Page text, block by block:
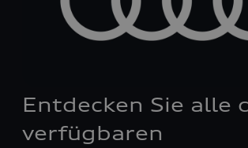
Entdecken Sie alle
verfügbaren